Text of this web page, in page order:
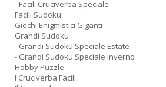
- Facili Cruciverba Speciale
Facili Sudoku
Giochi Enigmistici Giganti
Grandi Sudoku
- Grandi Sudoku Speciale Estate
- Grandi Sudoku Speciale Inverno
Hobby Puzzle
I Cruciverba Facili